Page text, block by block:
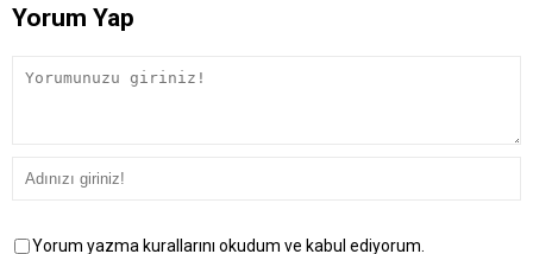
Yorum Yap
Yorum yazma kurallarını okudum ve kabul ediyorum.